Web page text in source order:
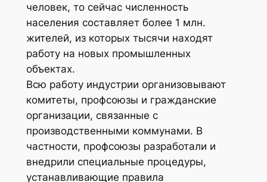
человек, то сейчас численность
населения составляет более 1 млн.
жителей, из которых тысячи находят
работу на новых промышленных
объектах.
Всю работу индустрии организовывают
комитеты, профсоюзы и гражданские
организации, связанные с
производственными коммунами. В
частности, профсоюзы разработали и
внедрили специальные процедуры,
устанавливающие правила